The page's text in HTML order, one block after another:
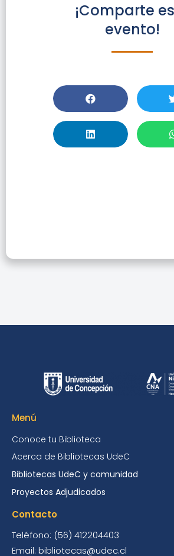
¡Comparte
evento!
Menú
Conoce tu Biblioteca
Acerca de Bibliotecas UdeC
Bibliotecas UdeC y comunidad
Proyectos Adjudicados
Contacto
Teléfono: (56) 412204403
Email: bibliotecas@udec.cl